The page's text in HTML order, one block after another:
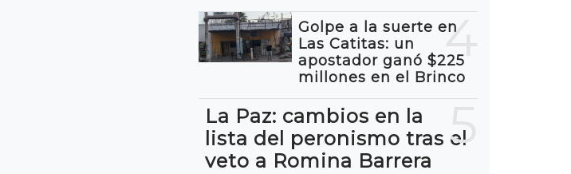
4
Golpe a la suerte en
Las Catitas: un
apostador ganó $225
millones en el Brinco
5
La Paz: cambios en la
lista del peronismo tras el
veto a Romina Barrera